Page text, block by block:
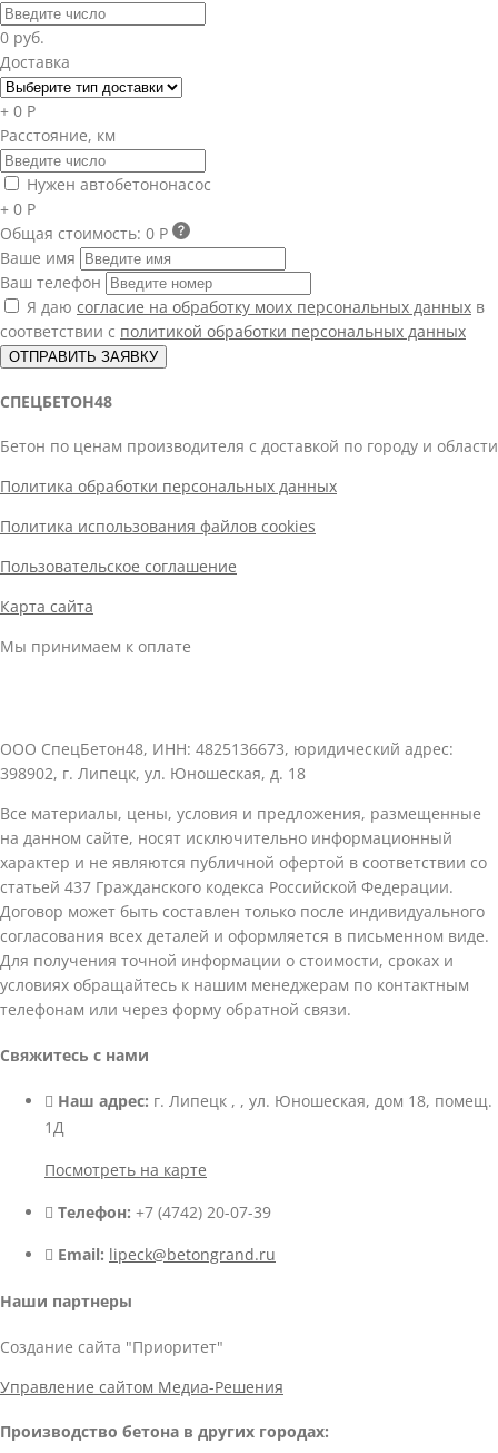
0 руб.
Доставка
+ 0 Р
Расстояние, км
Нужен автобетононасос
+ 0 Р
Общая стоимость: 0 Р
Ваше имя
Ваш телефон
Я даю согласие на обработку моих персональных данных в
соответствии с политикой обработки персональных данных
ОТПРАВИТЬ ЗАЯВКУ
СПЕЦБЕТОН48
Бетон по ценам производителя с доставкой по городу и области
Политика обработки персональных данных
Политика использования файлов cookies
Пользовательское соглашение
Карта сайта
Мы принимаем к оплате
ООО СпецБетон48, ИНН: 4825136673, юридический адрес:
398902, г. Липецк, ул. Юношеская, д. 18
Все материалы, цены, условия и предложения, размещенные
на данном сайте, носят исключительно информационный
характер и не являются публичной офертой в соответствии со
статьей 437 Гражданского кодекса Российской Федерации.
Договор может быть составлен только после индивидуального
согласования всех деталей и оформляется в письменном виде.
Для получения точной информации о стоимости, сроках и
условиях обращайтесь к нашим менеджерам по контактным
телефонам или через форму обратной связи.
Свяжитесь с нами
Наш адрес: г. Липецк , , ул. Юношеская, дом 18, помещ.
1Д
Посмотреть на карте
Телефон: +7 (4742) 20-07-39
Email: lipeck@betongrand.ru
Наши партнеры
Создание сайта "Приоритет"
Управление сайтом Медиа-Решения
Производство бетона в других городах: